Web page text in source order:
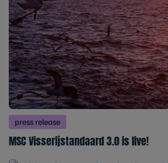
press release
MSC Visserijstandaard 3.0 is live!